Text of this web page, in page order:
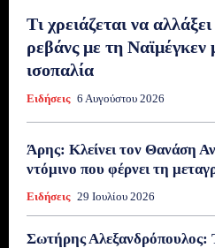
Τι χρειάζεται να
ρεβάνς με τη Ναϊμέγκεν
ισοπαλία
Ειδήσεις 6 Αυγούστου 2026
Άρης: Κλείνει τον Θανάση
ντόμινο που φέρνει τη
Ειδήσεις 29 Ιουλίου 2026
Σωτήρης Αλεξανδρόπουλος: